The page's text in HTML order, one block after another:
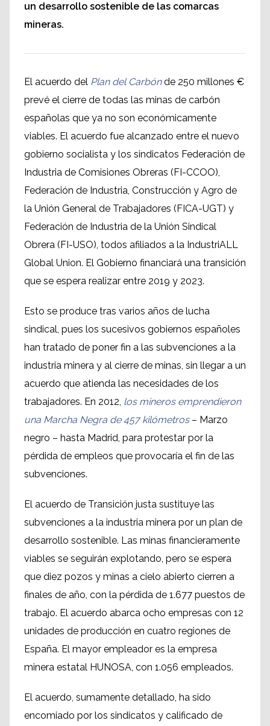
un desarrollo sostenible de las comarcas
mineras.
El acuerdo del Plan del Carbónde 250 millones €
prevé el cierre de todas las minas de carbón
españolas que ya no son económicamente
viables. El acuerdo fue alcanzado entre el nuevo
gobierno socialista y los sindicatos Federación de
Industria de Comisiones Obreras (FI-CCOO),
Federación de Industria, Construcción y Agro de
la Unión General de Trabajadores (FICA-UGT) y
Federación de Industria de la Unión Sindical
Obrera (FI-USO), todos afiliados a la IndustriALL
Global Union. El Gobierno financiará una transición
que se espera realizar entre 2019 y 2023.
Esto se produce tras varios años de lucha
sindical, pues los sucesivos gobiernos españoles
han tratado de poner fin a las subvenciones a la
industria minera y al cierre de minas, sin llegar a un
acuerdo que atienda las necesidades de los
trabajadores. En 2012, los mineros emprendieron
una Marcha Negra de 457 kilómetros– Marzo
negro – hasta Madrid, para protestar por la
pérdida de empleos que provocaría el fin de las
subvenciones.
El acuerdo de Transición justa sustituye las
subvenciones a la industria minera por un plan de
desarrollo sostenible. Las minas financieramente
viables se seguirán explotando, pero se espera
que diez pozos y minas a cielo abierto cierren a
finales de año, con la pérdida de 1.677 puestos de
trabajo. El acuerdo abarca ocho empresas con 12
unidades de producción en cuatro regiones de
España. El mayor empleador es la empresa
minera estatal HUNOSA, con 1.056 empleados.
El acuerdo, sumamente detallado, ha sido
encomiado por los sindicatos y calificado de